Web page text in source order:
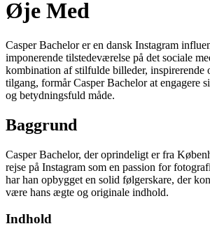
Øje Med
Casper Bachelor er en dansk Instagram
imponerende tilstedeværelse på det sociale
kombination af stilfulde billeder, inspirerende
tilgang, formår Casper Bachelor at engagere
og betydningsfuld måde.
Baggrund
Casper Bachelor, der oprindeligt er fra
rejse på Instagram som en passion for
har han opbygget en solid følgerskare, der
være hans ægte og originale indhold.
Indhold